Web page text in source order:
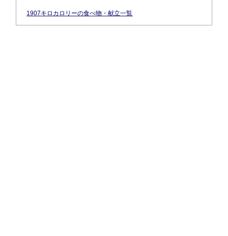
1907キロカロリーの食べ物・献立一覧